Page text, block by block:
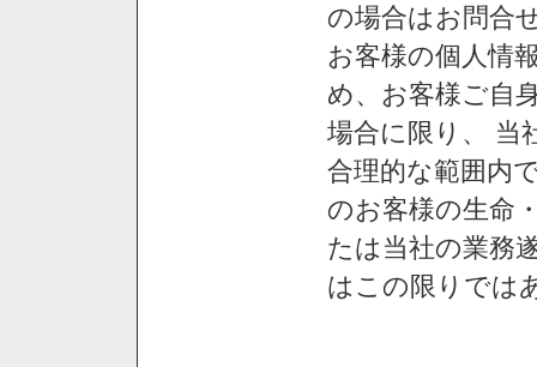
の場合はお問合
お客様の個人情
め、お客様ご自
場合に限り、 当
合理的な範囲内
のお客様の生命
たは当社の業務
はこの限りでは